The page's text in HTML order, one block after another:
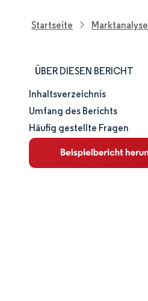
Startseite Marktanalyse
ÜBER DIESEN BERICHT
Marktgröße und -anteil
Marktanalyse
Trends und Einblicke
Inhaltsverzeichnis
Umfang des Berichts
Häufig gestellte Fragen